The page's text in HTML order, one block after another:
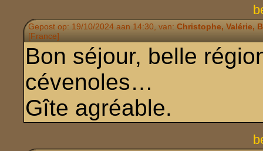
Gepost op: 19/10/2024 aan 14:30, van: Christophe, Valérie,
[France]
Bon séjour, belle
cévenoles…
Gîte agréable.